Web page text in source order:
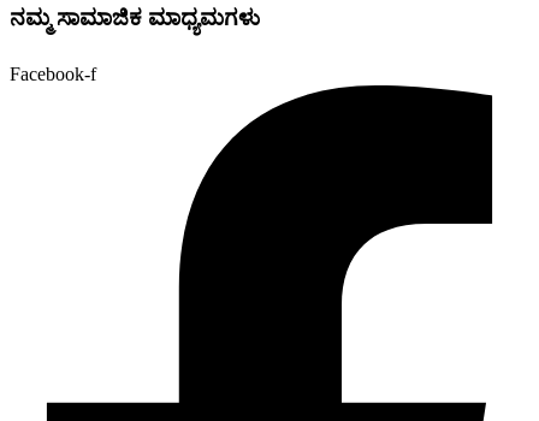
ನಮ್ಮ ಸಾಮಾಜಿಕ ಮಾಧ್ಯಮಗಳು
Facebook-f